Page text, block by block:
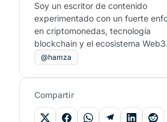
Soy un escritor de contenido
experimentado con un fuerte
en criptomonedas, tecnología
blockchain y el ecosistema Web3.
@hamza
Compartir